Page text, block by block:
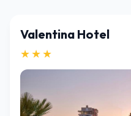
Valentina Hotel
★★★